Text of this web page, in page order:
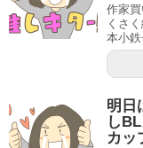
作家
くさ
本小
明
し
カッ